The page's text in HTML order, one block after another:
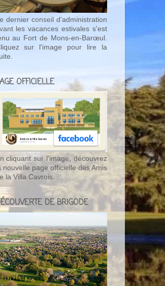
dernier conseil d'administration
les vacances estivales s'est
au Fort de Mons-en-Barœul.
sur l'image pour lire la
OFFICIELLE
cliquant sur l'image, découvrez
nouvelle page officielle des Amis
la Villa Cavrois.
DE BRIGODE